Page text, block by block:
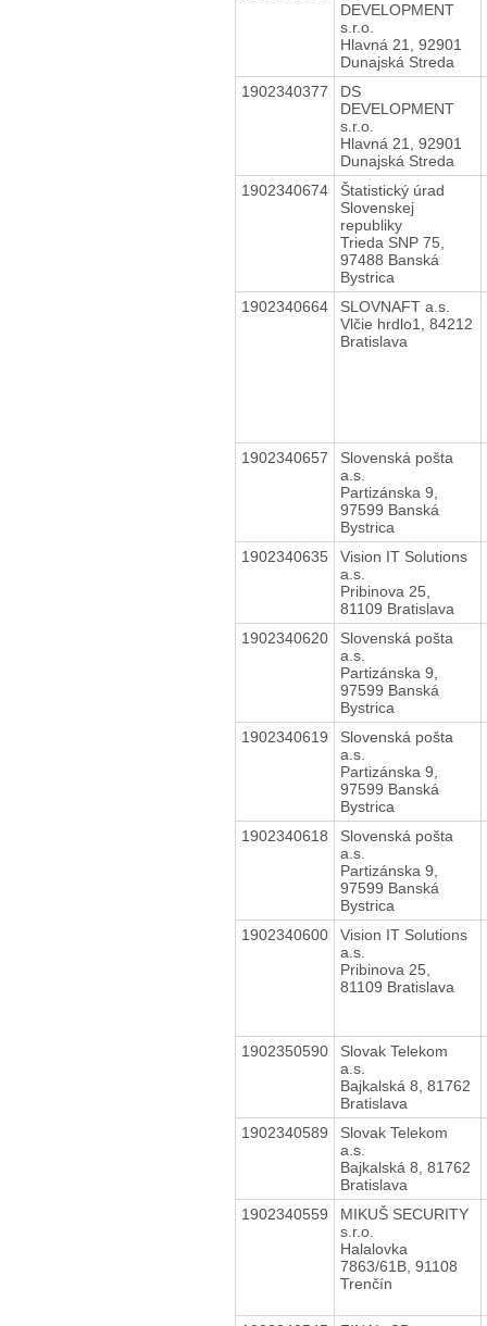
DEVELOPMENT
s.r.o.
Hlavná 21, 92901
Dunajská Streda
1902340377
DS
DEVELOPMENT
s.r.o.
Hlavná 21, 92901
Dunajská Streda
1902340674
Štatistický úrad
Slovenskej
republiky
Trieda SNP 75,
97488 Banská
Bystrica
1902340664
SLOVNAFT a.s.
Vlčie hrdlo1, 84212
Bratislava
1902340657
Slovenská pošta
a.s.
Partizánska 9,
97599 Banská
Bystrica
1902340635
Vision IT Solutions
a.s.
Pribinova 25,
81109 Bratislava
1902340620
Slovenská pošta
a.s.
Partizánska 9,
97599 Banská
Bystrica
1902340619
Slovenská pošta
a.s.
Partizánska 9,
97599 Banská
Bystrica
1902340618
Slovenská pošta
a.s.
Partizánska 9,
97599 Banská
Bystrica
1902340600
Vision IT Solutions
a.s.
Pribinova 25,
81109 Bratislava
1902350590
Slovak Telekom
a.s.
Bajkalská 8, 81762
Bratislava
1902340589
Slovak Telekom
a.s.
Bajkalská 8, 81762
Bratislava
1902340559
MIKUŠ SECURITY
s.r.o.
Halalovka
7863/61B, 91108
Trenčín